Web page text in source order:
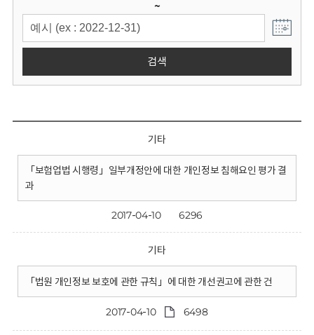
~
검색
기타
「보험업법 시행령」일부개정안에 대한 개인정보 침해요인 평가 결
과
2017-04-10 6296
기타
「법원 개인정보 보호에 관한 규칙」에 대한 개선권고에 관한 건
2017-04-10 6498